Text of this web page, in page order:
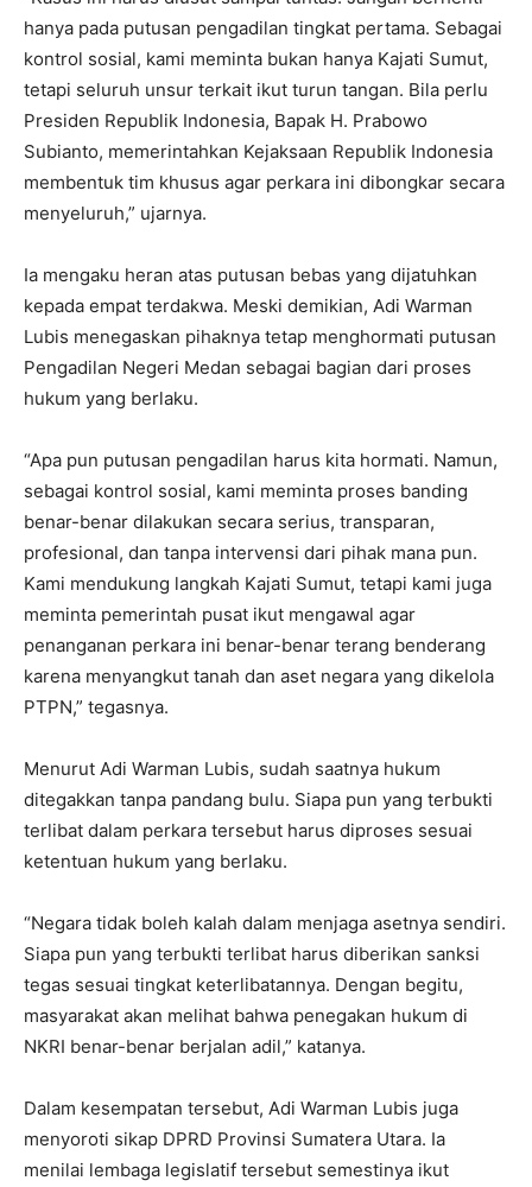
hanya pada putusan pengadilan tingkat pertama. Sebagai
kontrol sosial, kami meminta bukan hanya Kajati Sumut,
tetapi seluruh unsur terkait ikut turun tangan. Bila perlu
Presiden Republik Indonesia, Bapak H. Prabowo
Subianto, memerintahkan Kejaksaan Republik Indonesia
membentuk tim khusus agar perkara ini dibongkar secara
menyeluruh,” ujarnya.
Ia mengaku heran atas putusan bebas yang dijatuhkan
kepada empat terdakwa. Meski demikian, Adi Warman
Lubis menegaskan pihaknya tetap menghormati putusan
Pengadilan Negeri Medan sebagai bagian dari proses
hukum yang berlaku.
“Apa pun putusan pengadilan harus kita hormati. Namun,
sebagai kontrol sosial, kami meminta proses banding
benar-benar dilakukan secara serius, transparan,
profesional, dan tanpa intervensi dari pihak mana pun.
Kami mendukung langkah Kajati Sumut, tetapi kami juga
meminta pemerintah pusat ikut mengawal agar
penanganan perkara ini benar-benar terang benderang
karena menyangkut tanah dan aset negara yang dikelola
PTPN,” tegasnya.
Menurut Adi Warman Lubis, sudah saatnya hukum
ditegakkan tanpa pandang bulu. Siapa pun yang terbukti
terlibat dalam perkara tersebut harus diproses sesuai
ketentuan hukum yang berlaku.
“Negara tidak boleh kalah dalam menjaga asetnya sendiri.
Siapa pun yang terbukti terlibat harus diberikan sanksi
tegas sesuai tingkat keterlibatannya. Dengan begitu,
masyarakat akan melihat bahwa penegakan hukum di
NKRI benar-benar berjalan adil,” katanya.
Dalam kesempatan tersebut, Adi Warman Lubis juga
menyoroti sikap DPRD Provinsi Sumatera Utara. Ia
menilai lembaga legislatif tersebut semestinya ikut